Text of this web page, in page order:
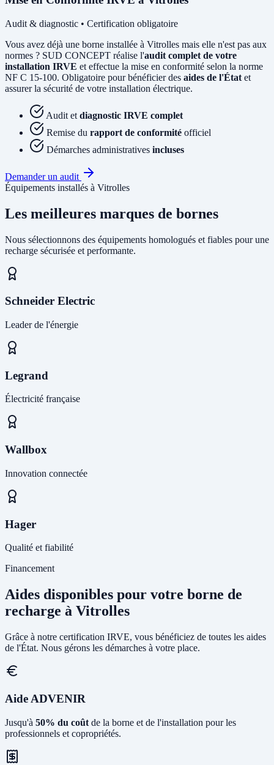
Audit & diagnostic • Certification obligatoire
Vous avez déjà une borne installée à Vitrolles mais elle n'est pas aux
normes ? SUD CONCEPT réalise l'audit complet de votre
installation IRVE et effectue la mise en conformité selon la norme
NF C 15-100. Obligatoire pour bénéficier des aides de l'État et
assurer la sécurité de votre installation électrique.
Audit et diagnostic IRVE complet
Remise du rapport de conformité officiel
Démarches administratives incluses
Demander un audit
Équipements installés à Vitrolles
Les meilleures marques de bornes
Nous sélectionnons des équipements homologués et fiables pour une
recharge sécurisée et performante.
Schneider Electric
Leader de l'énergie
Legrand
Électricité française
Wallbox
Innovation connectée
Hager
Qualité et fiabilité
Financement
Aides disponibles pour votre borne de
recharge à Vitrolles
Grâce à notre certification IRVE, vous bénéficiez de toutes les aides
de l'État. Nous gérons les démarches à votre place.
Aide ADVENIR
Jusqu'à 50% du coût de la borne et de l'installation pour les
professionnels et copropriétés.